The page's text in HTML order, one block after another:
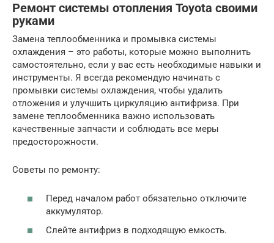
Ремонт системы отопления Toyota своими
руками
Замена теплообменника и промывка системы
охлаждения – это работы, которые можно выполнить
самостоятельно, если у вас есть необходимые навыки и
инструменты. Я всегда рекомендую начинать с
промывки системы охлаждения, чтобы удалить
отложения и улучшить циркуляцию антифриза. При
замене теплообменника важно использовать
качественные запчасти и соблюдать все меры
предосторожности.
Советы по ремонту:
Перед началом работ обязательно отключите
аккумулятор.
Слейте антифриз в подходящую емкость.